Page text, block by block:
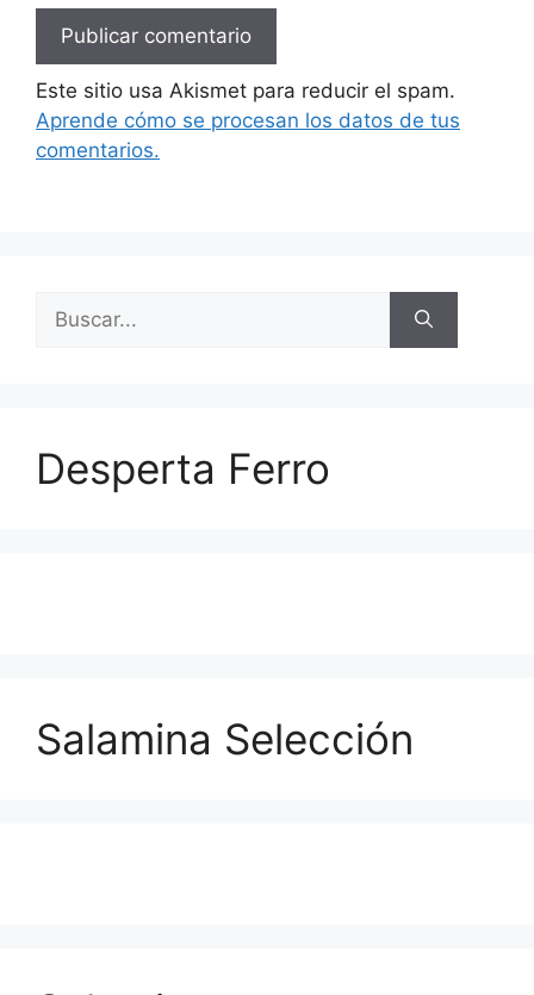
Este sitio usa Akismet para reducir el spam.
Aprende cómo se procesan los datos de tus
comentarios.
Desperta Ferro
Salamina Selección